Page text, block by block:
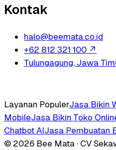
Kontak
halo@beemata.co.id
+62 812 321 100 ↗
Tulungagung, Jawa
Layanan PopulerJasa Bikin
MobileJasa Bikin Toko
Chatbot AIJasa Pembuatan
© 2026 Bee Mata · CV